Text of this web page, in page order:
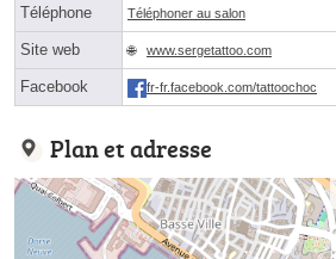
Téléphone Téléphoner au salon
Site web www.sergetattoo.com
Facebook fr-fr.facebook.com/tattoochoc
Plan et adresse